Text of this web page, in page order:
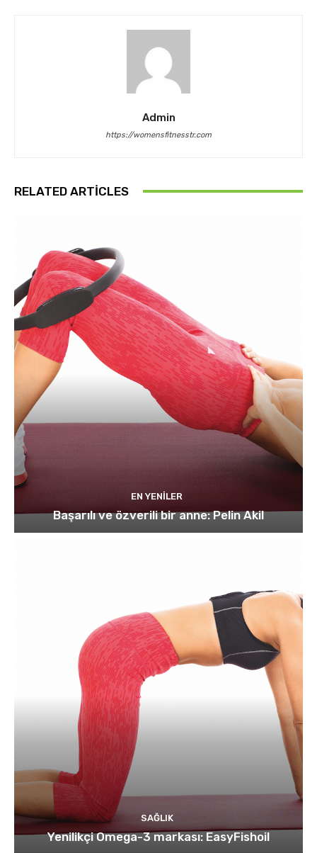
Admin
https://womensfitnesstr.com
RELATED ARTICLES
EN YENILER
Başarılı ve özverili bir anne: Pelin Akil
SAĞLIK
Yenilikçi Omega-3 markası: EasyFishoil